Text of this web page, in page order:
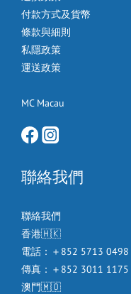
付款方式及貨幣
條款與細則
私隱政策
運送政策
MC Macau
聯絡我們
聯絡我們
香港🇭🇰
電話：＋852 5713 0498
傳真：＋852 3011 1175
澳門🇲🇴